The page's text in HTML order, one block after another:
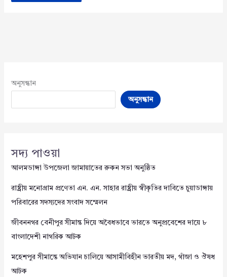
অনুসন্ধান
অনুসন্ধান
সদ্য পাওয়া
আলমডাঙ্গা উপজেলা জামায়াতের রুকন সভা অনুষ্ঠিত
রাষ্ট্রীয় মনোগ্রাম প্রণেতা এন. এন. সাহার রাষ্ট্রীয় স্বীকৃতির দাবিতে চুয়াডাঙ্গায়
পরিবারের সদস্যদের সংবাদ সম্মেলন
জীবননগর বেনীপুর সীমান্ত দিয়ে অবৈধভাবে ভারতে অনুপ্রবেশের দায়ে ৮
বাংলাদেশী নাগরিক আটক
মহেশপুর সীমান্তে অভিযান চালিয়ে আসামীবিহীন ভারতীয় মদ, গাঁজা ও ঔষধ
আটক